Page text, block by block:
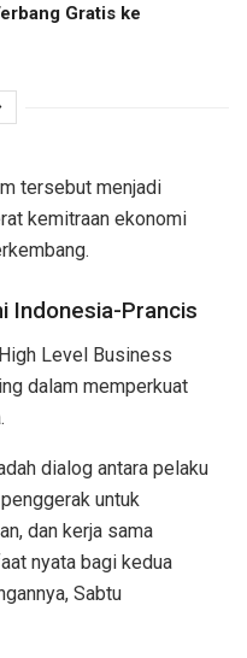
Gratis ke
tersebut menjadi
kemitraan ekonomi
Indonesia-Prancis
Level Business
dalam memperkuat
dialog antara pelaku
untuk
dan kerja sama
nyata bagi kedua
Sabtu